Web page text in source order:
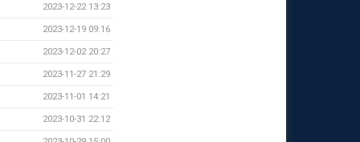
2023-12-22 13:23
2023-12-19 09:16
2023-12-02 20:27
2023-11-27 21:29
2023-11-01 14:21
2023-10-31 22:12